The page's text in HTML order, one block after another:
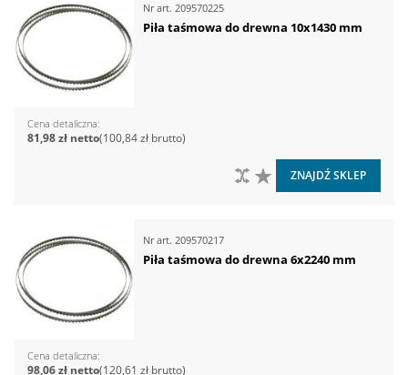
Nr art. 209570225
Piła taśmowa do drewna 10x1430 mm
Cena detaliczna
100,84 zł
81,98 zł
DO LISTY ŻYCZEŃ
DO PORÓWNANIA
ZNAJDŹ SKLEP
Nr art. 209570217
Piła taśmowa do drewna 6x2240 mm
Cena detaliczna
120,61 zł
98,06 zł